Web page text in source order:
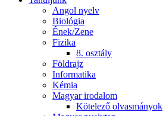
Angol nyelv
Biológia
Ének/Zene
Fizika
8. osztály
Földrajz
Informatika
Kémia
Magyar irodalom
Kötelező olvasmányok